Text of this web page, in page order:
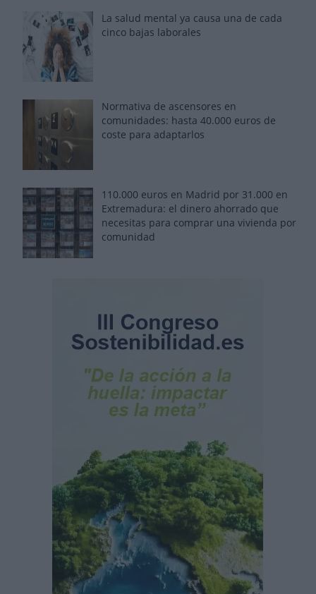
La salud mental ya causa una de cada
cinco bajas laborales
Normativa de ascensores en
comunidades: hasta 40.000 euros de
coste para adaptarlos
110.000 euros en Madrid por 31.000 en
Extremadura: el dinero ahorrado que
necesitas para comprar una vivienda por
comunidad